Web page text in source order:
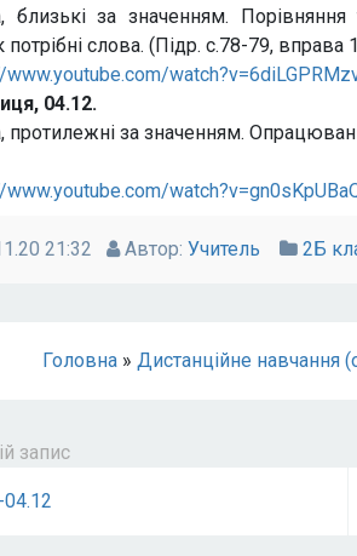
близькі за значенням.
слова. (Підр. с.78-79, вправа
04.12.
протилежні за значенням.
21:32 Автор: Учитель 2Б
Головна» Дистанційне навчання
запис